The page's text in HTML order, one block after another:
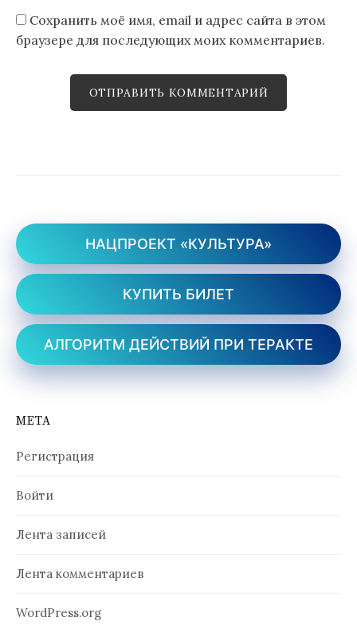
Сохранить моё имя, email и адрес сайта в этом
браузере для последующих моих комментариев.
НАЦПРОЕКТ «КУЛЬТУРА»
КУПИТЬ БИЛЕТ
АЛГОРИТМ ДЕЙСТВИЙ ПРИ ТЕРАКТЕ
МЕТА
Регистрация
Войти
Лента записей
Лента комментариев
WordPress.org